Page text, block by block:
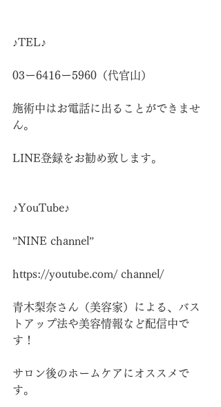
♪TEL♪
03ー6416ー5960（代官山）
施術中はお電話に出ることができませ
ん。
LINE登録をお勧め致します。
♪YouTube♪
”NINE channel”
https://youtube.com/ channel/
青木梨奈さん（美容家）による、バス
トアップ法や美容情報など配信中で
す！
サロン後のホームケアにオススメで
す。